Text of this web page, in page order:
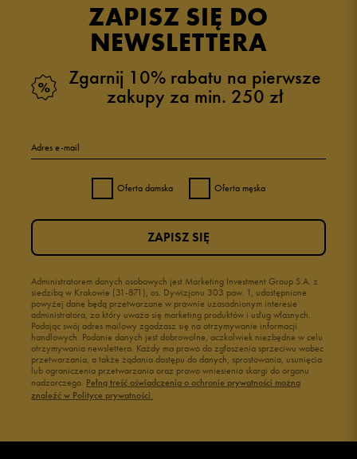
ZAPISZ SIĘ DO
NEWSLETTERA
Zgarnij 10% rabatu na pierwsze
zakupy za min. 250 zł
Adres e-mail
Oferta damska Oferta męska
Administratorem danych osobowych jest Marketing Investment Group S.A. z
siedzibą w Krakowie (31-871), os. Dywizjonu 303 paw. 1, udostępnione
powyżej dane będą przetwarzane w prawnie uzasadnionym interesie
administratora, za który uważa się marketing produktów i usług własnych.
Podając swój adres mailowy zgadzasz się na otrzymywanie informacji
handlowych. Podanie danych jest dobrowolne, aczkolwiek niezbędne w celu
otrzymywania newslettera. Każdy ma prawo do zgłoszenia sprzeciwu wobec
przetwarzania, a także żądania dostępu do danych, sprostowania, usunięcia
lub ograniczenia przetwarzania oraz prawo wniesienia skargi do organu
nadzorczego. Pełną treść oświadczenia o ochronie prywatności można
znaleźć w Polityce prywatności.
ZAPISZ SIĘ